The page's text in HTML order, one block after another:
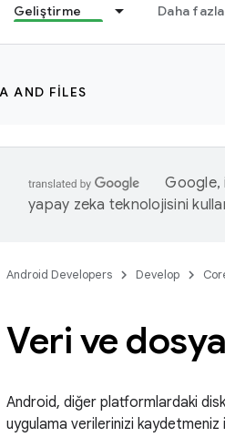
Geliştirme Daha fazla
AND FILES
Google,
yapay zeka teknolojisini
Android Developers Develop
Veri ve
Android, diğer platformlardaki
uygulama verilerinizi